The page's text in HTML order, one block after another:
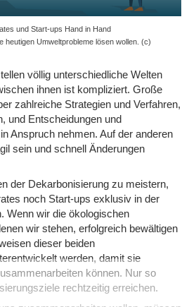
und Start-ups Hand in Hand
heutigen Umweltprobleme lösen wollen. (c)
völlig unterschiedliche Welten
ihnen ist kompliziert. Große
zahlreiche Strategien und Verfahren,
und Entscheidungen und
Anspruch nehmen. Auf der anderen
sein und schnell Änderungen
der Dekarbonisierung zu meistern,
noch Start-ups exklusiv in der
Wenn wir die ökologischen
wir stehen, erfolgreich bewältigen
dieser beiden
werden, damit sie
können. Nur so
rechtzeitig erreichen.